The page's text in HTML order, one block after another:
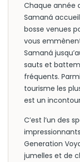
Chaque année
Samaná
bosse venues
vous
Samaná
sauts et
fréquents.
tourisme les
est un
C’est l’un des
Generation
jumelles et de